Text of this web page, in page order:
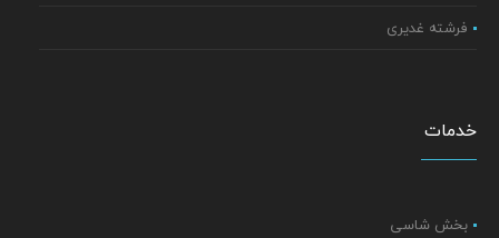
فرشته غدیری
خدمات
بخش شاسی